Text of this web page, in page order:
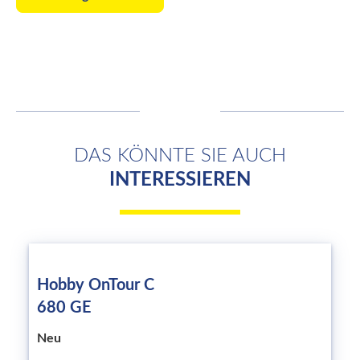
DAS KÖNNTE SIE AUCH
INTERESSIEREN
Hobby OnTour C
680 GE
Neu